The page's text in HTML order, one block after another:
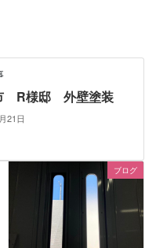
R様邸 外壁塗装
21日
ブログ